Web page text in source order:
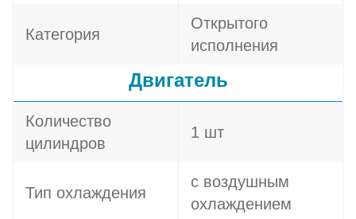
Категория
Открытого
исполнения
Двигатель
Количество
цилиндров
1 шт
Тип охлаждения
с воздушным
охлаждением